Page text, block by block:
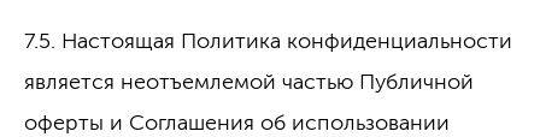
7.5. Настоящая Политика конфиденциальности
является неотъемлемой частью Публичной
оферты и Соглашения об использовании